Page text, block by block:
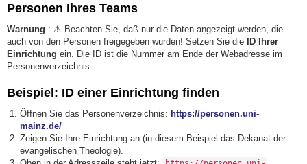
Personen Ihres Teams
Warnung : ⚠️ Beachten Sie, daß nur die Daten angezeigt werden, die
auch von den Personen freigegeben wurden! Setzen Sie die ID Ihrer
Einrichtung ein. Die ID ist die Nummer am Ende der Webadresse im
Personenverzeichnis.
Beispiel: ID einer Einrichtung finden
Öffnen Sie das Personenverzeichnis: https://personen.uni-
mainz.de/
Zeigen Sie Ihre Einrichtung an (in diesem Beispiel das Dekanat der
evangelischen Theologie).